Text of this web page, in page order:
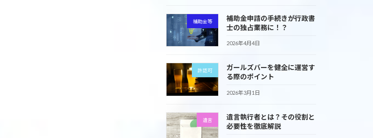
補助金等
補助金申請の手続きが行政書
士の独占業務に！？
2026年4月4日
許認可
ガールズバーを健全に運営す
る際のポイント
2026年3月1日
遺言
遺言執行者とは？その役割と
必要性を徹底解説